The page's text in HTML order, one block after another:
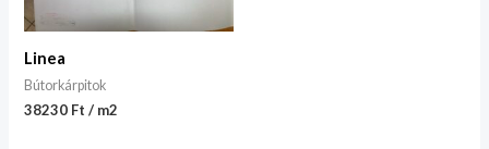
Linea
Bútorkárpitok
38230 Ft / m2